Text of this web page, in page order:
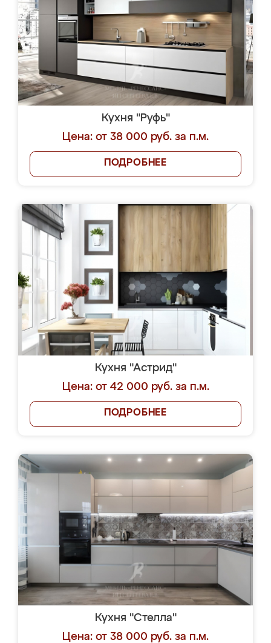
Кухня "Руфь"
Цена: от 38 000 руб. за п.м.
ПОДРОБНЕЕ
Кухня "Астрид"
Цена: от 42 000 руб. за п.м.
ПОДРОБНЕЕ
Кухня "Стелла"
Цена: от 38 000 руб. за п.м.